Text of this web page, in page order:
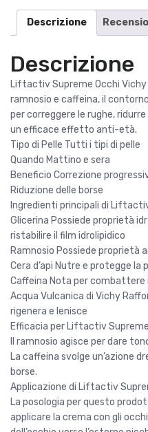
Descrizione
Descrizione
Liftactiv Supreme Occhi
ramnosio e caffeina, il
per correggere le rughe,
un efficace effetto anti-età.
Tipo di Pelle Tutti i tipi di pelle
Quando Mattino e sera
Beneficio Correzione
Riduzione delle borse
Ingredienti principali di
Glicerina Possiede proprietà
ristabilire il film idrolipidico
Ramnosio Possiede proprietà
Cera d’api Nutre e protegge la
Caffeina Nota per combattere
Acqua Vulcanica di Vichy
rigenera e lenisce
Efficacia per Liftactiv
Il ramnosio agisce per dare
La caffeina svolge un’azione
borse.
Applicazione di Liftactiv
La posologia per questo
applicare la crema con gli